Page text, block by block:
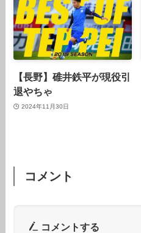
【長野】碓井鉄平が現役引
退やちゃ
2024年11月30日
コメント
コメントする